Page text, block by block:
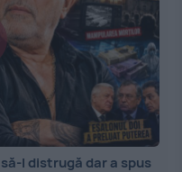
l distrugă dar a spus